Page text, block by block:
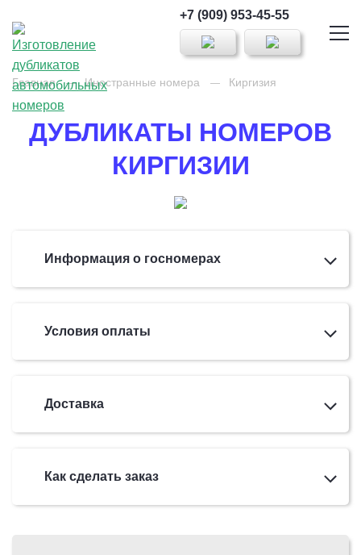
+7 (909) 953-45-55
Главная Иностранные номера Киргизия
ДУБЛИКАТЫ НОМЕРОВ
КИРГИЗИИ
Информация о госномерах
Условия оплаты
Доставка
Как сделать заказ